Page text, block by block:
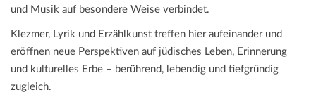
und Musik auf besondere Weise verbindet.
Klezmer, Lyrik und Erzählkunst treffen hier aufeinander und
eröffnen neue Perspektiven auf jüdisches Leben, Erinnerung
und kulturelles Erbe – berührend, lebendig und tiefgründig
zugleich.